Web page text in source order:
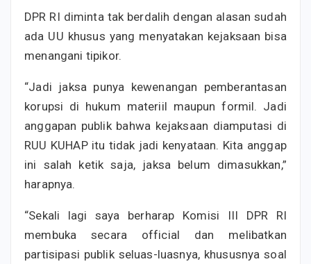
DPR RI diminta tak berdalih dengan alasan sudah
ada UU khusus yang menyatakan kejaksaan bisa
menangani tipikor.
“Jadi jaksa punya kewenangan pemberantasan
korupsi di hukum materiil maupun formil. Jadi
anggapan publik bahwa kejaksaan diamputasi di
RUU KUHAP itu tidak jadi kenyataan. Kita anggap
ini salah ketik saja, jaksa belum dimasukkan,”
harapnya.
“Sekali lagi saya berharap Komisi III DPR RI
membuka secara official dan melibatkan
partisipasi publik seluas-luasnya, khususnya soal